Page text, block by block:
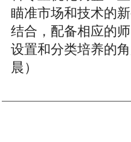
瞄准市场和技术的
结合，配备相应的
设置和分类培养的
晨）